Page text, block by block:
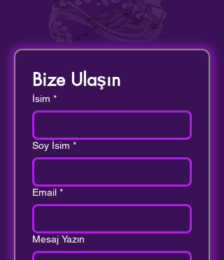
Bize Ulaşın
İsim *
Soy İsim *
Email *
Mesaj Yazın